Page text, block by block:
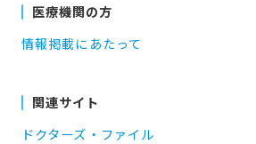
医療機関の方
情報掲載にあたって
関連サイト
ドクターズ・ファイル